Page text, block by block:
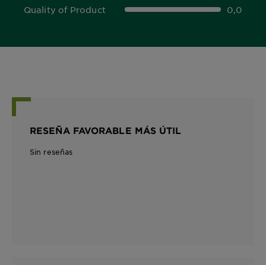
Quality of Product
0,0 out of 5 stars 0,0
RESEÑA FAVORABLE MÁS ÚTIL
Sin reseñas